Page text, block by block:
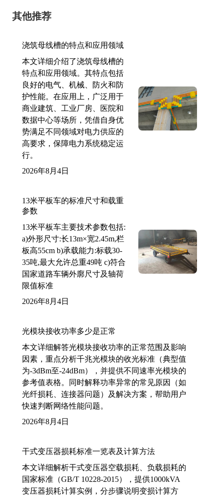
其他推荐
浇筑母线槽的特点和应用领域
本文详细介绍了浇筑母线槽的
特点和应用领域。其特点包括
良好的电气、机械、防火和防
护性能。在应用上，广泛用于
商业建筑、工业厂房、医院和
数据中心等场所，凭借自身优
势满足不同领域对电力供应的
高要求，保障电力系统稳定运
行。
2026年8月4日
13米平板车的标准尺寸和载重
参数
13米平板车主要技术参数包括:
a)外形尺寸:长13m×宽2.45m,栏
板高55cm b)承载能力:标载30-
35吨,最大允许总重49吨 c)符合
国家道路车辆外廓尺寸及轴荷
限值标准
2026年8月4日
光模块接收功率多少是正常
本文详细解答光模块接收功率的正常范围及影响
因素，重点分析千兆光模块的收光标准（典型值
为-3dBm至-24dBm），并提供不同速率光模块的
参考值表格。同时解释功率异常的常见原因（如
光纤损耗、连接器问题）及解决方案，帮助用户
快速判断网络性能问题。
2026年8月4日
干式变压器损耗标准一览表及计算方法
本文详细解析干式变压器空载损耗、负载损耗的
国家标准（GB/T 10228-2015），提供1000kVA
变压器损耗计算实例，分步骤说明变损计算方